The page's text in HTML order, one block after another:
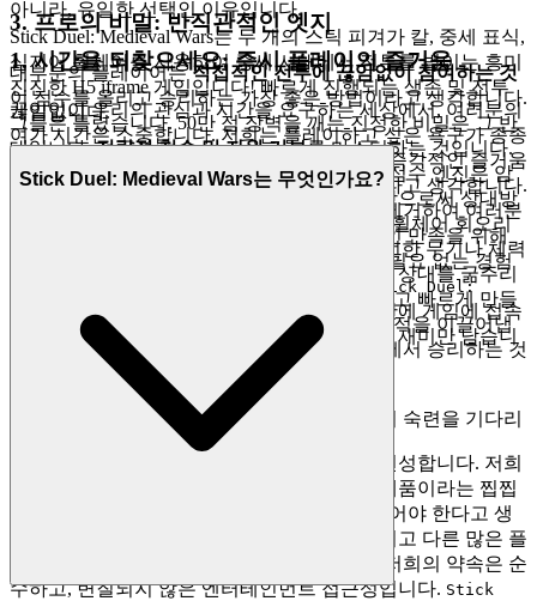
3. 프로의 비밀: 반직관적인 엣지
대부분의 플레이어는직접적인 전투에 끊임없이 참여하는 것
이 점수를 올리고 승리하는 가장 좋은 방법이라고 생각합니다.
그들은 틀렸습니다. 50만 점 장벽을 깨는 진정한 비밀은 그 반
대입니다.전략적 철수 및 자원 거부를 마스터하는 것입니다.
이것이 효과가 있는 이유는 다음과 같습니다. 점수 엔진은 암
묵적으로 제어와 효율성을 보상합니다. 철수함으로써 상대방
이 쫓아오게 하여 환경 위험에 노출시키거나 "휠체어 회오리
바람"을 준비하게 합니다. 더 중요한 것은, 신선한 무기나 체력
회복에 대한 접근을 지속적으로 거부함으로써 상대를 굶주리
게 하는 것입니다. 이것은 후속 교전을 훨씬 쉽고 빠르게 만들
어 라운드당 더 효율적인 킬과 더 높은 점수 축적을 이끌어냅
니다. 마지막 일격이 가해지기도 전에 소모전에서 승리하는 것
에 관한 것입니다.
이제 나가서 지배하십시오. 아레나가 여러분의 숙련을 기다리
아니라, 유일한 선택인 이유입니다.
1. 시간을 되찾으세요: 즉시 플레이의 즐거움
끊임없이 우리의 관심과 시간을 요구하는 세상에서, 여러분의
여가 시간은 소중합니다. 저희는 플레이하고 싶은 욕구가 종종
즉각적으로 찾아온다는 것을 알고 있으며, 그 즉각적인 즐거움
의 불꽃을 방해하는 것은 아무것도 없어야 한다고 생각합니다.
저희는 게임과 여러분 사이의 모든 장애물을 제거하여 여러분
의 시간을 존중합니다. 저희 플랫폼은 즉각적인 만족을 위해
설계되었으며, 원활하고, 다운로드 및 설치가 필요 없는 경험
Stick Duel:
Medieval Wars
를 플레이하고 싶을 때, 몇 초 안에 게임에 접속
할 수 있습니다. 마찰 없이, 순수하고 즉각적인 재미만 남습니
2. 정직한 재미: 제로 압력 약속
진정한 즐거움은 신뢰와 투명성의 환경에서 번성합니다. 저희
는 게임이 숨겨진 의도나 플레이어라기보다 제품이라는 찝찝
한 느낌에서 벗어나, 관대한 환대의 행위가 되어야 한다고 생
각합니다. 유료 결제, 끊임없는 추가 판매, 그리고 다른 많은 플
랫폼을 괴롭히는 조작적인 전술은 잊으세요. 저희의 약속은 순
수하고, 변질되지 않은 엔터테인먼트 접근성입니다. Stick
Stick Duel: Medieval Wars는 두 개의 스틱 피겨가 칼, 중세 표식,
심지어 휠체어를 사용하여 중세 시대에서 전투를 벌이는 흥미
진진한 H5 iframe 게임입니다! 빠르게 진행되는 생존 및 전투
게임입니다.
Stick Duel: Medieval Wars는 무엇인가요?